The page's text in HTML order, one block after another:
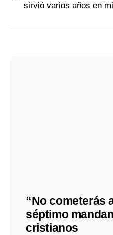
sirvió varios años en
“No cometerás
séptimo
cristianos